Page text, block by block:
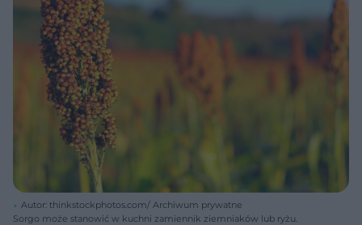
Autor: thinkstockphotos.com/ Archiwum prywatne
Sorgo może stanowić w kuchni zamiennik ziemniaków lub ryżu.